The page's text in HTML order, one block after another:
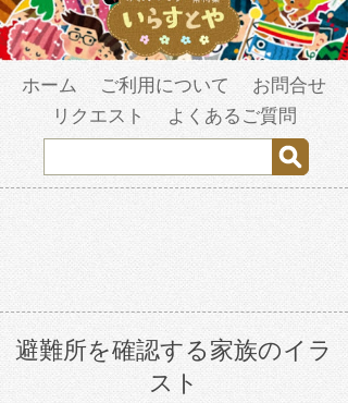
ホーム ご利用について
お問合せ
リクエスト
よくあるご質問
避難所を確認する家族のイラ
スト